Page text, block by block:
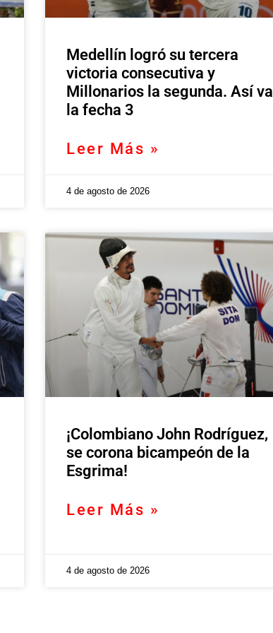
Medellín logró su tercera
victoria consecutiva y
Millonarios la segunda. Así va
la fecha 3
Leer Más »
4 de agosto de 2026
¡Colombiano John Rodríguez,
se corona bicampeón de la
Esgrima!
Leer Más »
4 de agosto de 2026